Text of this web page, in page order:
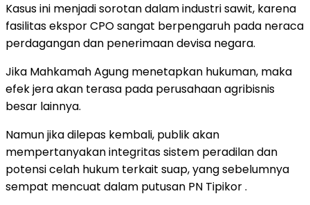
Kasus ini menjadi sorotan dalam industri sawit, karena
fasilitas ekspor CPO sangat berpengaruh pada neraca
perdagangan dan penerimaan devisa negara.
Jika Mahkamah Agung menetapkan hukuman, maka
efek jera akan terasa pada perusahaan agribisnis
besar lainnya.
Namun jika dilepas kembali, publik akan
mempertanyakan integritas sistem peradilan dan
potensi celah hukum terkait suap, yang sebelumnya
sempat mencuat dalam putusan PN Tipikor .